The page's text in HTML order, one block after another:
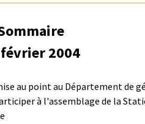
2004
au point au Département de
à l'assemblage de la